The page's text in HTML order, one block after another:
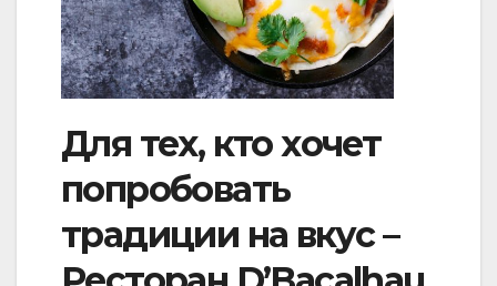
Для тех, кто хочет
попробовать
традиции на вкус –